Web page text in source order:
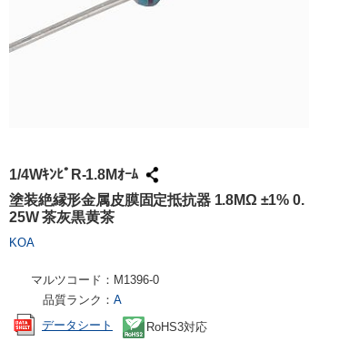
1/4WｷﾝﾋﾟR-1.8Mｵｰﾑ
塗装絶縁形金属皮膜固定抵抗器 1.8MΩ ±1% 0.
25W 茶灰黒黄茶
KOA
マルツコード： M1396-0
品質ランク： A
データシート
RoHS3対応